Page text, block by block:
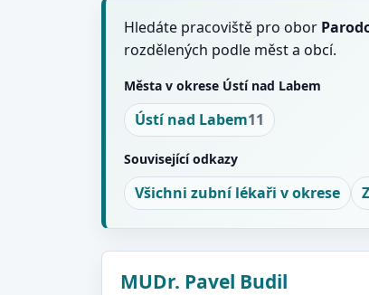
Hledáte pracoviště pro obor
rozdělených podle měst a obcí.
Města v okrese Ústí nad Labem
Ústí nad Labem11
Související odkazy
Všichni zubní lékaři v okrese
MUDr. Pavel Budil